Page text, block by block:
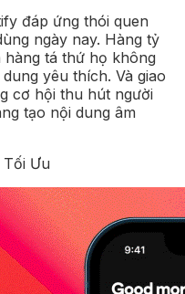
đáp ứng thói quen
ngày nay. Hàng tỷ
hàng tá thứ họ không
yêu thích. Và giao
cơ hội thu hút người
tạo nội dung âm
Ưu